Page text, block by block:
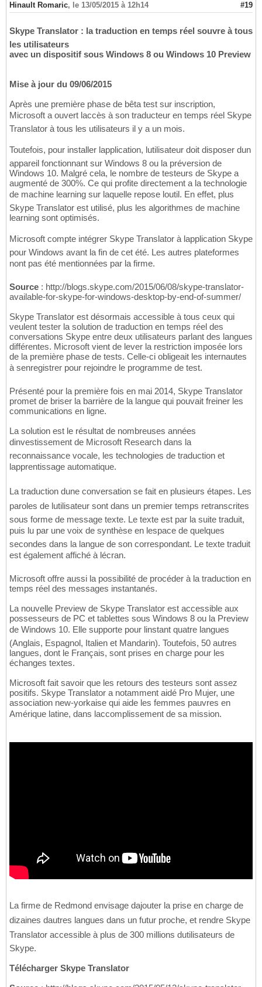
Hinault Romaric, le 13/05/2015 à 12h14 #19
Skype Translator : la traduction en temps réel souvre à tous
les utilisateurs
avec un dispositif sous Windows 8 ou Windows 10 Preview
Mise à jour du 09/06/2015
Après une première phase de bêta test sur inscription,
Microsoft a ouvert laccès à son traducteur en temps réel Skype
Translator à tous les utilisateurs il y a un mois.
Toutefois, pour installer lapplication, lutilisateur doit disposer dun
appareil fonctionnant sur Windows 8 ou la préversion de
Windows 10. Malgré cela, le nombre de testeurs de Skype a
augmenté de 300%. Ce qui profite directement a la technologie
de machine learning sur laquelle repose loutil. En effet, plus
Skype Translator est utilisé, plus les algorithmes de machine
learning sont optimisés.
Microsoft compte intégrer Skype Translator à lapplication Skype
pour Windows avant la fin de cet été. Les autres plateformes
nont pas été mentionnées par la firme.
Source : http://blogs.skype.com/2015/06/08/skype-translator-
available-for-skype-for-windows-desktop-by-end-of-summer/
Skype Translator est désormais accessible à tous ceux qui
veulent tester la solution de traduction en temps réel des
conversations Skype entre deux utilisateurs parlant des langues
différentes. Microsoft vient de lever la restriction imposée lors
de la première phase de tests. Celle-ci obligeait les internautes
à senregistrer pour rejoindre le programme de test.
Présenté pour la première fois en mai 2014, Skype Translator
promet de briser la barrière de la langue qui pouvait freiner les
communications en ligne.
La solution est le résultat de nombreuses années
dinvestissement de Microsoft Research dans la
reconnaissance vocale, les technologies de traduction et
lapprentissage automatique.
La traduction dune conversation se fait en plusieurs étapes. Les
paroles de lutilisateur sont dans un premier temps retranscrites
sous forme de message texte. Le texte est par la suite traduit,
puis lu par une voix de synthèse en lespace de quelques
secondes dans la langue de son correspondant. Le texte traduit
est également affiché à lécran.
Microsoft offre aussi la possibilité de procéder à la traduction en
temps réel des messages instantanés.
La nouvelle Preview de Skype Translator est accessible aux
possesseurs de PC et tablettes sous Windows 8 ou la Preview
de Windows 10. Elle supporte pour linstant quatre langues
(Anglais, Espagnol, Italien et Mandarin). Toutefois, 50 autres
langues, dont le Français, sont prises en charge pour les
échanges textes.
Microsoft fait savoir que les retours des testeurs sont assez
positifs. Skype Translator a notamment aidé Pro Mujer, une
association new-yorkaise qui aide les femmes pauvres en
Amérique latine, dans laccomplissement de sa mission.
La firme de Redmond envisage dajouter la prise en charge de
dizaines dautres langues dans un futur proche, et rendre Skype
Translator accessible à plus de 300 millions dutilisateurs de
Skype.
Télécharger Skype Translator